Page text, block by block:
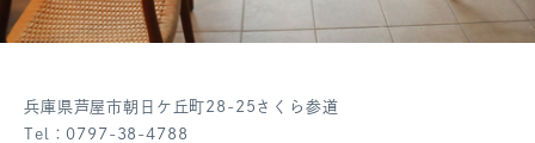
兵庫県芦屋市朝日ケ丘町28-25さくら参道
Tel：0797-38-4788